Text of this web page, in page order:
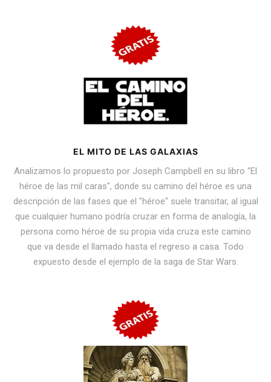
EL MITO DE LAS GALAXIAS
Analizamos lo propuesto por Joseph Campbell en su libro "El
héroe de las mil caras", donde su camino del héroe es una
descripción de las fases que el "héroe" suele transitar, al igual
que cualquier humano podría cruzar en forma de analogía, la
persona como héroe de su propia vida cruza este camino
que va desde el llamado hasta el regreso a casa. Todo
expuesto desde el ejemplo de la saga de Star Wars.